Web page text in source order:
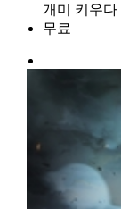
개미 키우다
무료